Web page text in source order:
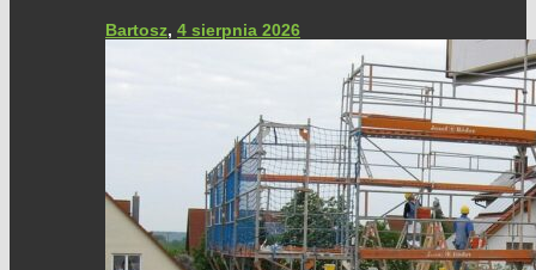
Bartosz, 4 sierpnia 2026